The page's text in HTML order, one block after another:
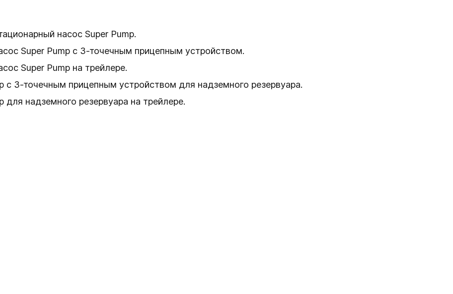
насос Super Pump.
Super Pump с 3-точечным прицепным устройством.
Super Pump на трейлере.
3-точечным прицепным устройством для надземного резервуара.
надземного резервуара на трейлере.